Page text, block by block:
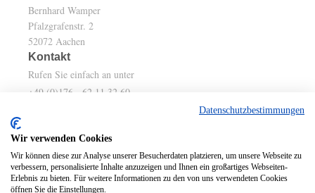
Bernhard Wamper
Pfalzgrafenstr. 2
52072 Aachen
Kontakt
Rufen Sie einfach an unter
+49 (0)176 - 62 11 32 60
oder nutzen Sie unser Kontaktformular.
Teilen
Datenschutzbestimmungen
Wir verwenden Cookies
Wir können diese zur Analyse unserer Besucherdaten platzieren, um unsere Webseite zu
verbessern, personalisierte Inhalte anzuzeigen und Ihnen ein großartiges Webseiten-
Erlebnis zu bieten. Für weitere Informationen zu den von uns verwendeten Cookies
öffnen Sie die Einstellungen.